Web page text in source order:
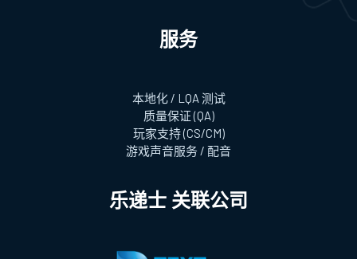
服务
本地化 / LQA 测试
质量保证 (QA)
玩家支持 (CS/CM)
游戏声音服务 / 配音
乐递士 关联公司